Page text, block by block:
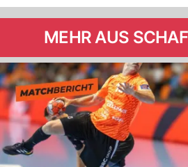
MEHR AUS